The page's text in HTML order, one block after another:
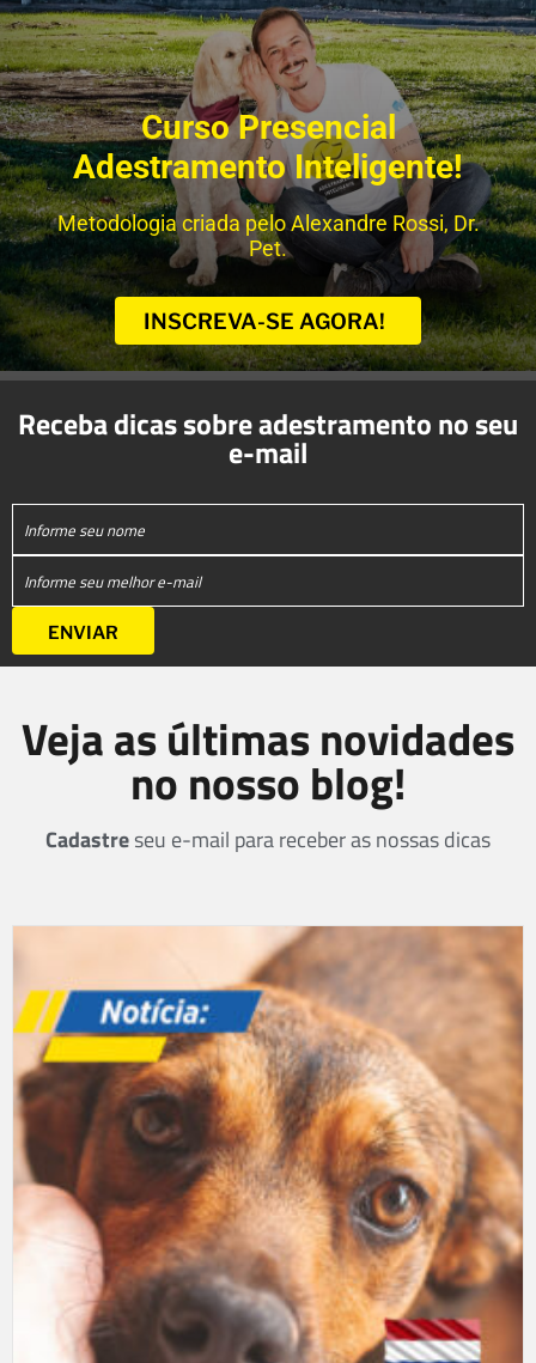
Curso Presencial
Adestramento Inteligente!
Metodologia criada pelo Alexandre Rossi, Dr.
Pet.
INSCREVA-SE AGORA!
Receba dicas sobre adestramento no seu
e-mail
Veja as últimas novidades
no nosso blog!
Cadastreseu e-mail para receber as nossas dicas